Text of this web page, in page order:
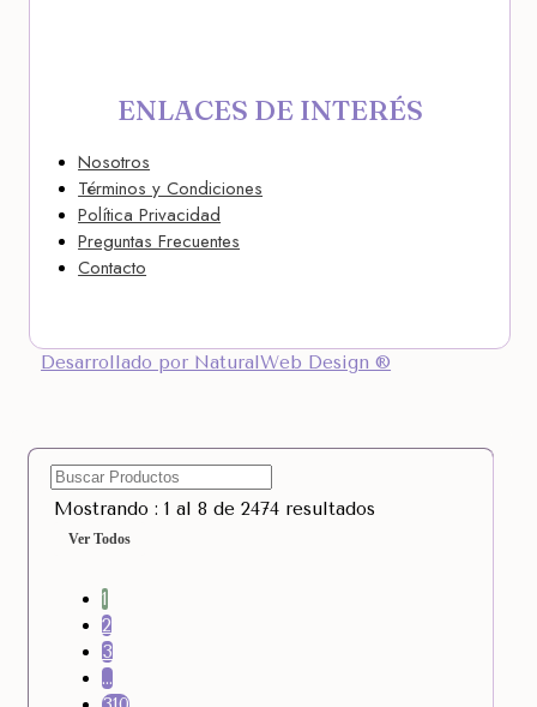
ENLACES DE INTERÉS
Nosotros
Términos y Condiciones
Política Privacidad
Preguntas Frecuentes
Contacto
Desarrollado por NaturalWeb Design ®
Mostrando : 1 al 8 de 2474 resultados
Ver Todos
1
2
3
…